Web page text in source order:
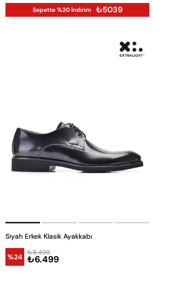
Sepette %20 İndirim ₺5039
Siyah Erkek Klasik Ayakkabı
%24 ₺6.499
₺8.499